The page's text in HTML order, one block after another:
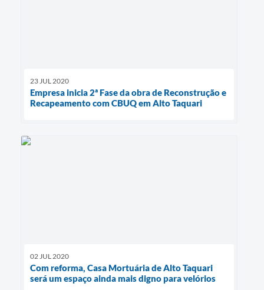
23 JUL 2020
Empresa inicia 2ª Fase da obra de Reconstrução e
Recapeamento com CBUQ em Alto Taquari
02 JUL 2020
Com reforma, Casa Mortuária de Alto Taquari
será um espaço ainda mais digno para velórios